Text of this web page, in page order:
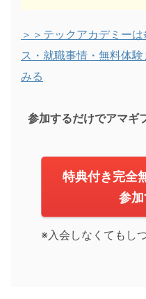
＞＞テックアカデミー
ス・就職事情・無料体
みる
参加するだけでアマギ
特典付き完全
参
※入会しなくてもし